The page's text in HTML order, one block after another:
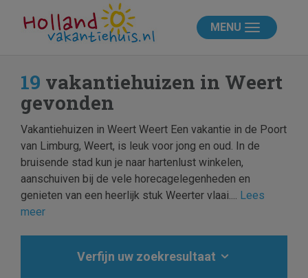
MENU
19 vakantiehuizen in Weert
gevonden
Vakantiehuizen in Weert Weert Een vakantie in de Poort
van Limburg, Weert, is leuk voor jong en oud. In de
bruisende stad kun je naar hartenlust winkelen,
aanschuiven bij de vele horecagelegenheden en
genieten van een heerlijk stuk Weerter vlaai.... Lees
meer
Verfijn uw zoekresultaat